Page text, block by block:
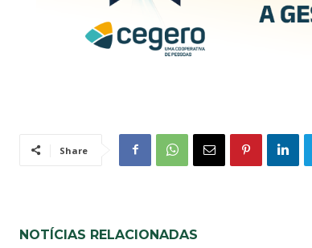
Share
NOTÍCIAS RELACIONADAS